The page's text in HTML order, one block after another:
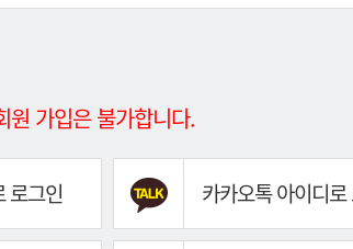
원 가입은 불가합니다.
로그인 카카오톡 아이디로